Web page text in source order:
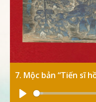
7. Mộc bản “Tiến sĩ